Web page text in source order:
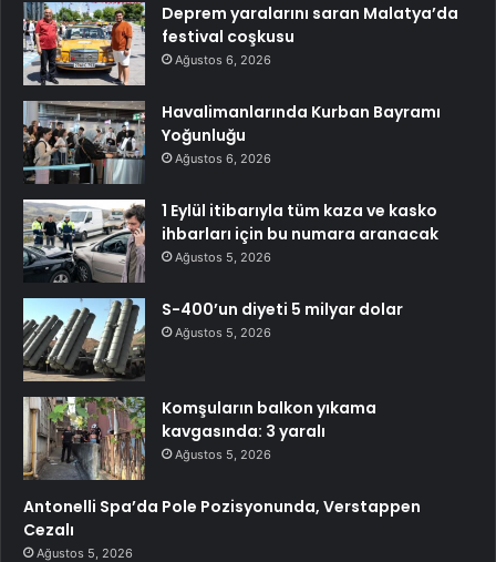
Deprem yaralarını saran Malatya’da
festival coşkusu
Ağustos 6, 2026
Havalimanlarında Kurban Bayramı
Yoğunluğu
Ağustos 6, 2026
1 Eylül itibarıyla tüm kaza ve kasko
ihbarları için bu numara aranacak
Ağustos 5, 2026
S-400’un diyeti 5 milyar dolar
Ağustos 5, 2026
Komşuların balkon yıkama
kavgasında: 3 yaralı
Ağustos 5, 2026
Antonelli Spa’da Pole Pozisyonunda, Verstappen
Cezalı
Ağustos 5, 2026